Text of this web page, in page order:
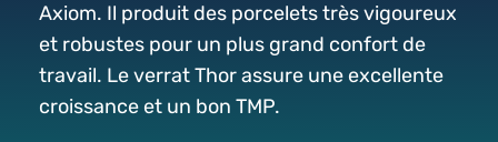
Axiom. Il produit des porcelets très vigoureux
et robustes pour un plus grand confort de
travail. Le verrat Thor assure une excellente
croissance et un bon TMP.